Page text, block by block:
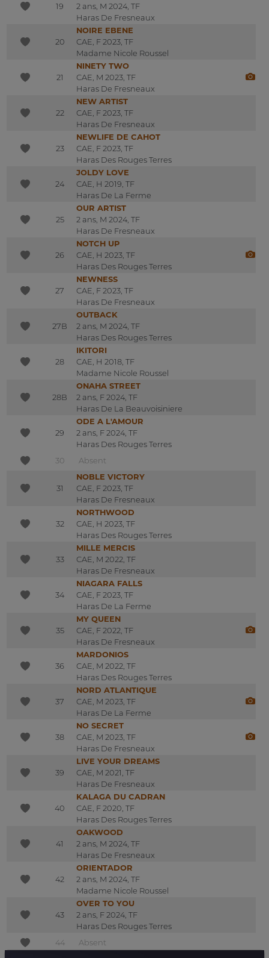
19
2 ans, M 2024, TF
Haras De Fresneaux
20
NOIRE EBENE
CAE, F 2023, TF
Madame Nicole Roussel
21
NINETY TWO
CAE, M 2023, TF
Haras De Fresneaux
22
NEW ARTIST
CAE, F 2023, TF
Haras De Fresneaux
23
NEWLIFE DE CAHOT
CAE, F 2023, TF
Haras Des Rouges Terres
24
JOLDY LOVE
CAE, H 2019, TF
Haras De La Ferme
25
OUR ARTIST
2 ans, M 2024, TF
Haras De Fresneaux
26
NOTCH UP
CAE, H 2023, TF
Haras Des Rouges Terres
27
NEWNESS
CAE, F 2023, TF
Haras De Fresneaux
27B
OUTBACK
2 ans, M 2024, TF
Haras Des Rouges Terres
28
IKITORI
CAE, H 2018, TF
Madame Nicole Roussel
28B
ONAHA STREET
2 ans, F 2024, TF
Haras De La Beauvoisiniere
29
ODE A L'AMOUR
2 ans, F 2024, TF
Haras Des Rouges Terres
30
Absent
31
NOBLE VICTORY
CAE, F 2023, TF
Haras De Fresneaux
32
NORTHWOOD
CAE, H 2023, TF
Haras Des Rouges Terres
33
MILLE MERCIS
CAE, M 2022, TF
Haras De Fresneaux
34
NIAGARA FALLS
CAE, F 2023, TF
Haras De La Ferme
35
MY QUEEN
CAE, F 2022, TF
Haras De Fresneaux
36
MARDONIOS
CAE, M 2022, TF
Haras Des Rouges Terres
37
NORD ATLANTIQUE
CAE, M 2023, TF
Haras De La Ferme
38
NO SECRET
CAE, M 2023, TF
Haras De Fresneaux
39
LIVE YOUR DREAMS
CAE, M 2021, TF
Haras De Fresneaux
40
KALAGA DU CADRAN
CAE, F 2020, TF
Haras Des Rouges Terres
41
OAKWOOD
2 ans, M 2024, TF
Haras De Fresneaux
42
ORIENTADOR
2 ans, M 2024, TF
Madame Nicole Roussel
43
OVER TO YOU
2 ans, F 2024, TF
Haras Des Rouges Terres
44
Absent